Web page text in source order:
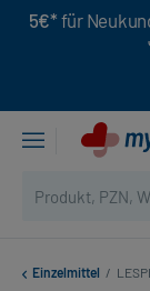
5€* für
Einzelmittel /